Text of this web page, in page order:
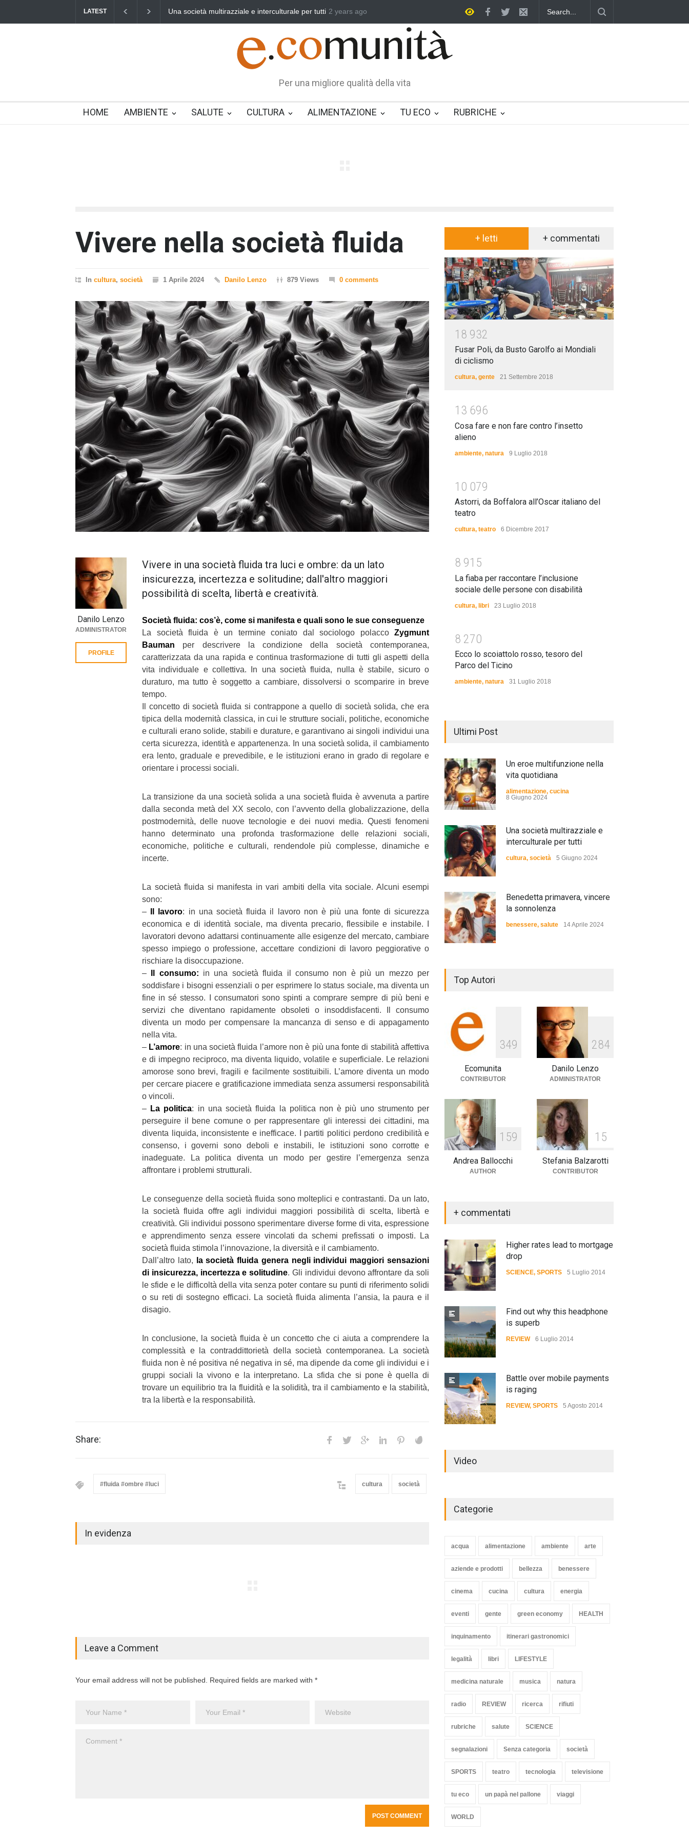
LATEST Benedetta primavera, vincere la sonnolenza Un eroe multifunzione nella vita quotidiana Una società multirazziale e interculturale per tutti
2 years ago
Per una migliore qualità della vita
HOME AMBIENTE SALUTE CULTURA ALIMENTAZIONE TU ECO RUBRICHE
Vivere nella società fluida
In cultura, società 1 Aprile 2024 Danilo Lenzo 879 Views 0 comments
Vivere in una società fluida tra luci e ombre: da un lato
insicurezza, incertezza e solitudine; dall'altro maggiori
possibilità di scelta, libertà e creatività.
Società fluida: cos’è, come si manifesta e quali sono le sue conseguenze
La società fluida è un termine coniato dal sociologo polacco Zygmunt
Bauman per descrivere la condizione della società contemporanea,
caratterizzata da una rapida e continua trasformazione di tutti gli aspetti della
vita individuale e collettiva. In una società fluida, nulla è stabile, sicuro o
duraturo, ma tutto è soggetto a cambiare, dissolversi o scomparire in breve
tempo.
Il concetto di società fluida si contrappone a quello di società solida, che era
tipica della modernità classica, in cui le strutture sociali, politiche, economiche
e culturali erano solide, stabili e durature, e garantivano ai singoli individui una
certa sicurezza, identità e appartenenza. In una società solida, il cambiamento
era lento, graduale e prevedibile, e le istituzioni erano in grado di regolare e
orientare i processi sociali.
La transizione da una società solida a una società fluida è avvenuta a partire
dalla seconda metà del XX secolo, con l’avvento della globalizzazione, della
postmodernità, delle nuove tecnologie e dei nuovi media. Questi fenomeni
hanno determinato una profonda trasformazione delle relazioni sociali,
economiche, politiche e culturali, rendendole più complesse, dinamiche e
incerte.
La società fluida si manifesta in vari ambiti della vita sociale. Alcuni esempi
sono:
–
Il lavoro: in una società fluida il lavoro non è più una fonte di sicurezza
economica e di identità sociale, ma diventa precario, flessibile e instabile. I
lavoratori devono adattarsi continuamente alle esigenze del mercato, cambiare
spesso impiego o professione, accettare condizioni di lavoro peggiorative o
rischiare la disoccupazione.
–
Il consumo: in una società fluida il consumo non è più un mezzo per
soddisfare i bisogni essenziali o per esprimere lo status sociale, ma diventa un
fine in sé stesso. I consumatori sono spinti a comprare sempre di più beni e
servizi che diventano rapidamente obsoleti o insoddisfacenti. Il consumo
diventa un modo per compensare la mancanza di senso e di appagamento
nella vita.
– L’amore: in una società fluida l’amore non è più una fonte di stabilità affettiva
e di impegno reciproco, ma diventa liquido, volatile e superficiale. Le relazioni
amorose sono brevi, fragili e facilmente sostituibili. L’amore diventa un modo
per cercare piacere e gratificazione immediata senza assumersi responsabilità
o vincoli.
– La politica: in una società fluida la politica non è più uno strumento per
perseguire il bene comune o per rappresentare gli interessi dei cittadini, ma
diventa liquida, inconsistente e inefficace. I partiti politici perdono credibilità e
consenso, i governi sono deboli e instabili, le istituzioni sono corrotte e
inadeguate. La politica diventa un modo per gestire l’emergenza senza
affrontare i problemi strutturali.
Le conseguenze della società fluida sono molteplici e contrastanti. Da un lato,
la società fluida offre agli individui maggiori possibilità di scelta, libertà e
creatività. Gli individui possono sperimentare diverse forme di vita, espressione
e apprendimento senza essere vincolati da schemi prefissati o imposti. La
società fluida stimola l’innovazione, la diversità e il cambiamento.
Dall’altro lato,
la società fluida genera negli individui maggiori sensazioni
di insicurezza, incertezza e solitudine. Gli individui devono affrontare da soli
le sfide e le difficoltà della vita senza poter contare su punti di riferimento solidi
o su reti di sostegno efficaci. La società fluida alimenta l’ansia, la paura e il
disagio.
In conclusione, la società fluida è un concetto che ci aiuta a comprendere la
complessità e la contraddittorietà della società contemporanea. La società
fluida non è né positiva né negativa in sé, ma dipende da come gli individui e i
gruppi sociali la vivono e la interpretano. La sfida che si pone è quella di
trovare un equilibrio tra la fluidità e la solidità, tra il cambiamento e la stabilità,
tra la libertà e la responsabilità.
Danilo Lenzo
ADMINISTRATOR
PROFILE
Share:
#fluida #ombre #luci cultura società
In evidenza
Leave a Comment
Your email address will not be published. Required fields are marked with *
+ letti + commentati
1 8 932
Fusar Poli, da Busto Garolfo ai Mondiali
di ciclismo
cultura, gente 21 Settembre 2018
1 3 696
Cosa fare e non fare contro l’insetto
alieno
ambiente, natura 9 Luglio 2018
1 0 079
Astorri, da Boffalora all’Oscar italiano del
teatro
cultura, teatro 6 Dicembre 2017
8 91 5
La fiaba per raccontare l’inclusione
sociale delle persone con disabilità
cultura, libri 23 Luglio 2018
8 270
Ecco lo scoiattolo rosso, tesoro del
Parco del Ticino
ambiente, natura 31 Luglio 2018
Ultimi Post
Un eroe multifunzione nella
vita quotidiana
alimentazione, cucina
8 Giugno 2024
Una società multirazziale e
interculturale per tutti
cultura, società 5 Giugno 2024
Benedetta primavera, vincere
la sonnolenza
benessere, salute 14 Aprile 2024
E tu hai paura del buio?
cultura società 1 Aprile 2024
Top Autori
349
Ecomunita
CONTRIBUTOR
284
Danilo Lenzo
ADMINISTRATOR
1 59
Andrea Ballocchi
AUTHOR
1 5
Stefania Balzarotti
CONTRIBUTOR
+ commentati
Higher rates lead to mortgage
drop
SCIENCE, SPORTS 5 Luglio 2014
Find out why this headphone
is superb
REVIEW 6 Luglio 2014
Battle over mobile payments
is raging
REVIEW, SPORTS 5 Agosto 2014
Video
Categorie
acqua alimentazione ambiente arte
aziende e prodotti bellezza benessere
cinema cucina cultura energia
eventi gente green economy HEALTH
inquinamento itinerari gastronomici
legalità libri LIFESTYLE
medicina naturale musica natura
radio REVIEW ricerca rifiuti
rubriche salute SCIENCE
segnalazioni Senza categoria società
SPORTS teatro tecnologia televisione
tu eco un papà nel pallone viaggi
WORLD